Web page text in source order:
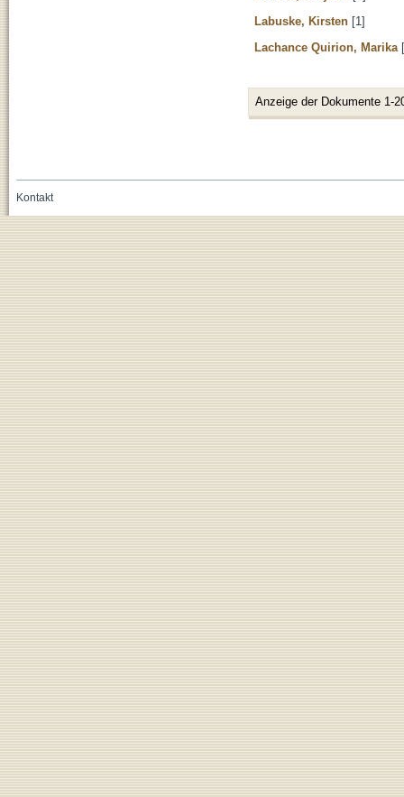
Labuske, Kirsten [1]
Lachance Quirion, Marika
Anzeige der Dokumente 1-
Kontakt